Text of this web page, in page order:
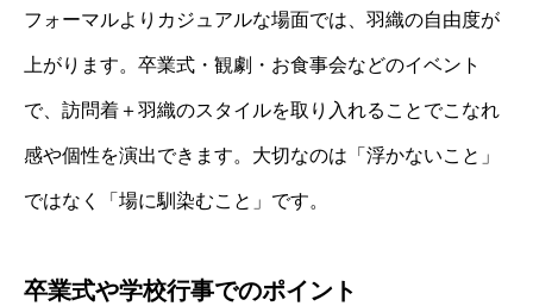
フォーマルよりカジュアルな場面では、羽織の自由度が
上がります。卒業式・観劇・お食事会などのイベント
で、訪問着＋羽織のスタイルを取り入れることでこなれ
感や個性を演出できます。大切なのは「浮かないこと」
ではなく「場に馴染むこと」です。
卒業式や学校行事でのポイント